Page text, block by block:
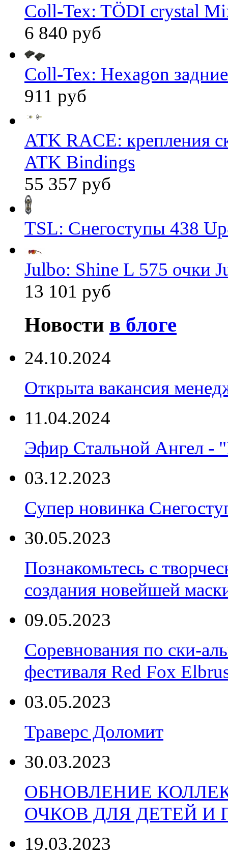
Coll-Tex: TÖDI crystal
6 840 руб
Coll-Tex: Hexagon
911 руб
ATK RACE: крепления
ATK Bindings
55 357 руб
TSL: Снегоступы 438
Julbo: Shine L 575 очки
13 101 руб
Новости в блоге
24.10.2024
Открыта вакансия
11.04.2024
Эфир Стальной Ангел -
03.12.2023
Супер новинка
30.05.2023
Познакомьтесь с
создания новейшей
09.05.2023
Соревнования по ски-
фестиваля Red Fox
03.05.2023
Траверс Доломит
30.03.2023
ОБНОВЛЕНИЕ
ОЧКОВ ДЛЯ ДЕТЕЙ И
19.03.2023